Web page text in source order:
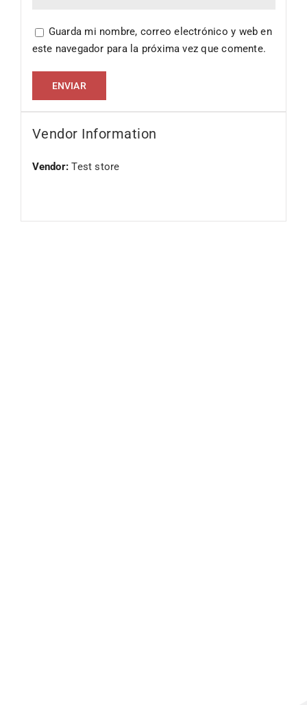
Guarda mi nombre, correo electrónico y web en
este navegador para la próxima vez que comente.
Vendor Information
Vendor:Test store